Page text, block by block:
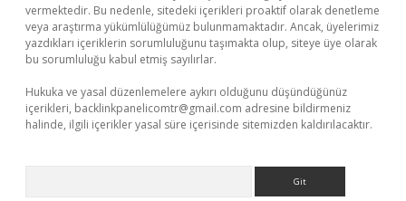
vermektedir. Bu nedenle, sitedeki içerikleri proaktif olarak denetleme
veya araştırma yükümlülüğümüz bulunmamaktadır. Ancak, üyelerimiz
yazdıkları içeriklerin sorumluluğunu taşımakta olup, siteye üye olarak
bu sorumluluğu kabul etmiş sayılırlar.
Hukuka ve yasal düzenlemelere aykırı olduğunu düşündüğünüz
içerikleri, backlinkpanelicomtr@gmail.com adresine bildirmeniz
halinde, ilgili içerikler yasal süre içerisinde sitemizden kaldırılacaktır.